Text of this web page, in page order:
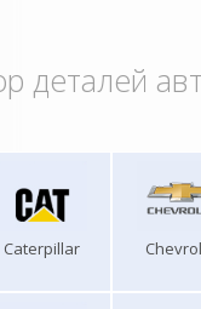
деталей
Caterpillar